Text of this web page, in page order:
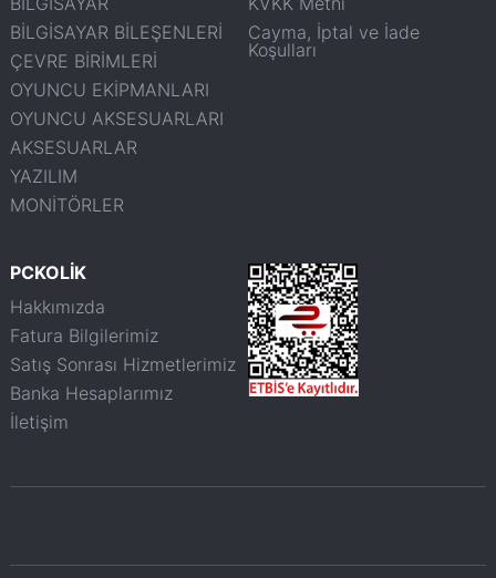
BİLGİSAYAR BİLEŞENLERİ
ÇEVRE BİRİMLERİ
OYUNCU EKİPMANLARI
OYUNCU AKSESUARLARI
AKSESUARLAR
YAZILIM
MONİTÖRLER
Cayma, İptal ve İade
Koşulları
PCKOLİK
Hakkımızda
Fatura Bilgilerimiz
Satış Sonrası Hizmetlerimiz
Banka Hesaplarımız
İletişim